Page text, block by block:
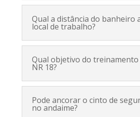
Qual a distância do banheiro
local de trabalho?
Qual objetivo do treinamento
NR 18?
Pode ancorar o cinto de
no andaime?